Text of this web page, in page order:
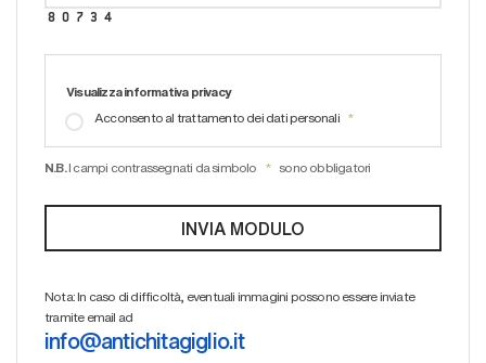
Visualizza informativa privacy
Acconsento al trattamento dei dati personali
N.B. I campi contrassegnati da simbolo sono obbligatori
Nota: In caso di difficoltà, eventuali immagini possono essere inviate
tramite email ad
info@antichitagiglio.it